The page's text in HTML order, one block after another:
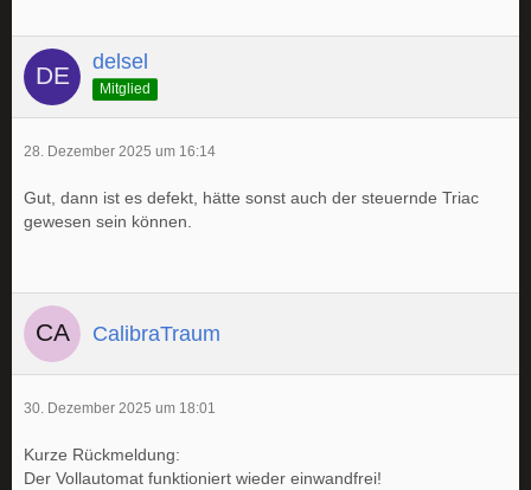
delsel
Mitglied
28. Dezember 2025 um 16:14
Gut, dann ist es defekt, hätte sonst auch der steuernde Triac
gewesen sein können.
CalibraTraum
30. Dezember 2025 um 18:01
Kurze Rückmeldung:
Der Vollautomat funktioniert wieder einwandfrei!